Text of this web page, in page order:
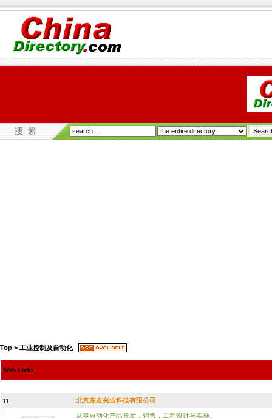
Top > 工业控制及自动化
Web Links
11. 北京东友兴业科技有限公司
从事自动化产品开发，销售，工程设计与实施。